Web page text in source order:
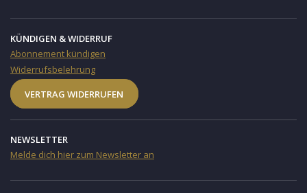
KÜNDIGEN & WIDERRUF
Abonnement kündigen
Widerrufsbelehrung
VERTRAG WIDERRUFEN
NEWSLETTER
Melde dich hier zum Newsletter an